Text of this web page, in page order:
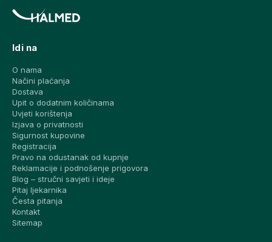
Idi na
O nama
Načini plaćanja
Dostava
Upit o dodatnim količinama
Uvjeti korištenja
Izjava o privatnosti
Sigurnost kupovine
Registracija
Pravo na odustanak od kupnje
Reklamacije i podnošenje prigovora
Blog – stručni savjeti i ideje
Pitaj ljekarnika
Česta pitanja
Kontakt
Sitemap